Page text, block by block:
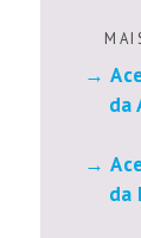
M A I S
da
da